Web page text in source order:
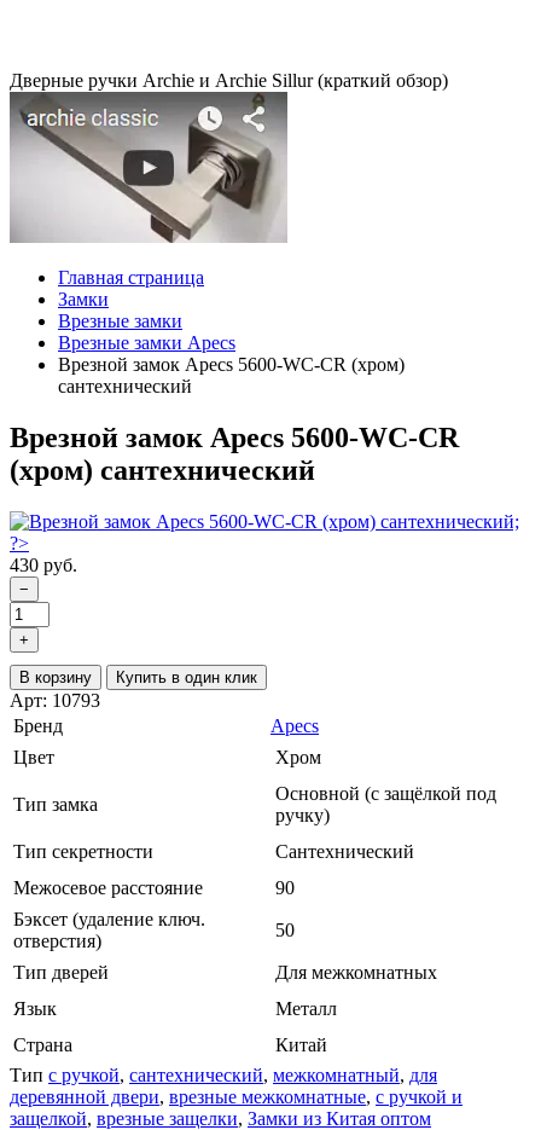
Дверные ручки Archie и Archie Sillur (краткий обзор)
Главная страница
Замки
Врезные замки
Врезные замки Apecs
Врезной замок Apecs 5600-WC-CR (хром)
сантехнический
Врезной замок Apecs 5600-WC-CR
(хром) сантехнический
430 руб.
−
+
В корзину Купить в один клик
Арт: 10793
Бренд
Apecs
Цвет
Хром
Тип замка
Основной (с защёлкой под
ручку)
Тип секретности
Сантехнический
Межосевое расстояние
90
Бэксет (удаление ключ.
отверстия)
50
Тип дверей
Для межкомнатных
Язык
Металл
Страна
Китай
Тип с ручкой, сантехнический, межкомнатный, для
деревянной двери, врезные межкомнатные, с ручкой и
защелкой, врезные защелки, Замки из Китая оптом